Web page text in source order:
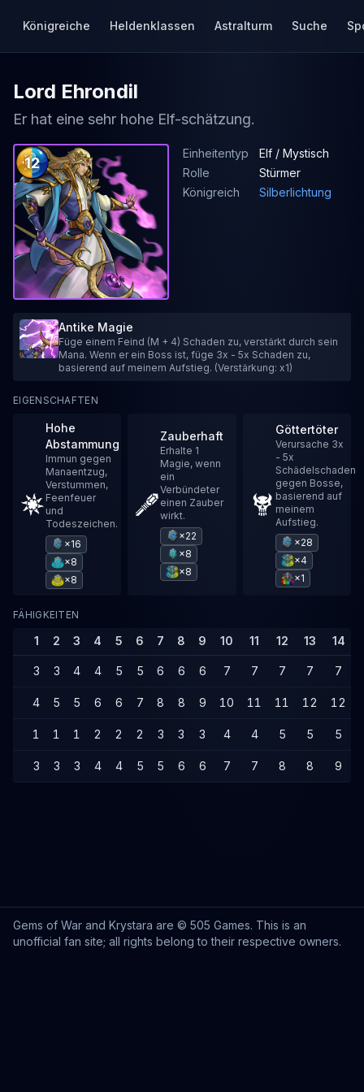
Königreiche Heldenklassen Astralturm Suche
Lord Ehrondil
Er hat eine sehr hohe Elf-schätzung.
12
Einheitentyp
Elf / Mystisch
Rolle
Stürmer
Königreich
Silberlichtung
Antike Magie
Füge einem Feind (M + 4) Schaden zu, verstärkt durch sein
Mana. Wenn er ein Boss ist, füge 3x - 5x Schaden zu,
basierend auf meinem Aufstieg. (Verstärkung: x1)
EIGENSCHAFTEN
Hohe
Abstammung
Immun gegen
Manaentzug,
Verstummen,
Feenfeuer
und
Todeszeichen.
×16
×8
×8
Zauberhaft
Erhalte 1
Magie, wenn
ein
Verbündeter
einen Zauber
wirkt.
×22
×8
×8
Göttertöter
Verursache 3x
- 5x
Schädelschaden
gegen Bosse,
basierend auf
meinem
Aufstieg.
×28
×4
×1
FÄHIGKEITEN
1 2 3 4 5 6 7 8 9 10 11 12 13 14
3 3 4 4 5 5 6 6 6 7 7 7 7 7
4 5 5 6 6 7 8 8 9 10 11 11 12 12
1 1 1 2 2 2 3 3 3 4 4 5 5 5
3 3 3 4 4 5 5 6 6 7 7 8 8 9
Gems of War and Krystara are © 505 Games. This is an
unofficial fan site; all rights belong to their respective owners.